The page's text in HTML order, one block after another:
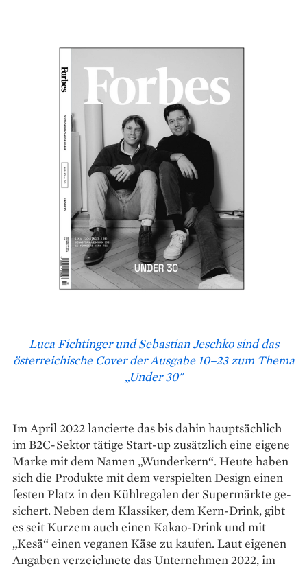
Luca Fichtinger und Sebastian Jeschko sind das
österreichische Cover der Ausgabe 10–23 zum Thema
„Under 30"
Im April 2022 lancierte das bis ­dahin hauptsächlich
im B2C-Sektor tätige Start-up zusätzlich eine eigene
Marke mit dem Namen „Wunderkern“. Heute haben
sich die Produkte mit dem verspielten Design einen
festen Platz in den Kühl­­regalen der Supermärkte ge­
sichert. Neben dem Klassiker, dem Kern-Drink, gibt
es seit Kurzem auch einen Kakao-Drink und mit
„Kesä“ einen veganen Käse zu kaufen. Laut eigenen
Angaben verzeichnete das Unternehmen 2022, im